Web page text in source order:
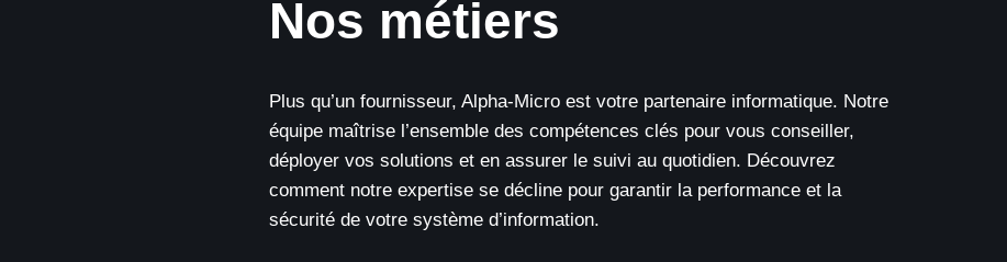
Nos métiers
Plus qu’un fournisseur, Alpha-Micro est votre partenaire informatique. Notre
équipe maîtrise l’ensemble des compétences clés pour vous conseiller,
déployer vos solutions et en assurer le suivi au quotidien. Découvrez
comment notre expertise se décline pour garantir la performance et la
sécurité de votre système d’information.